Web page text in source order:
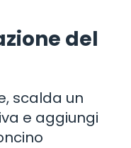
del
scalda un
e aggiungi